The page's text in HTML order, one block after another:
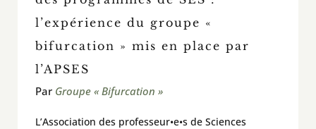
l’expérience du groupe «
bifurcation » mis en place par
l’APSES
Par Groupe « Bifurcation »
L’Association des professeur•e•s de Sciences